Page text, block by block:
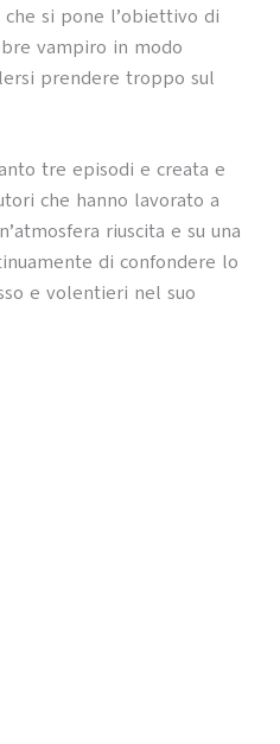
si pone l’obiettivo di
vampiro in modo
prendere troppo sul
tre episodi e creata e
che hanno lavorato a
riuscita e su una
di confondere lo
e volentieri nel suo